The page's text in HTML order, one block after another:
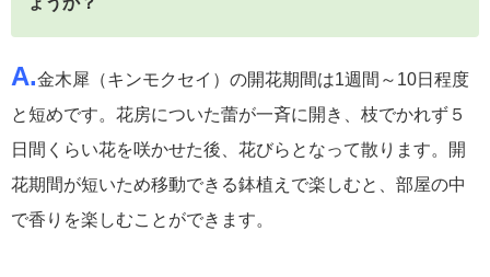
A.金木犀（キンモクセイ）の開花期間は1週間～10日程度
と短めです。花房についた蕾が一斉に開き、枝でかれず５
日間くらい花を咲かせた後、花びらとなって散ります。開
花期間が短いため移動できる鉢植えで楽しむと、部屋の中
で香りを楽しむことができます。